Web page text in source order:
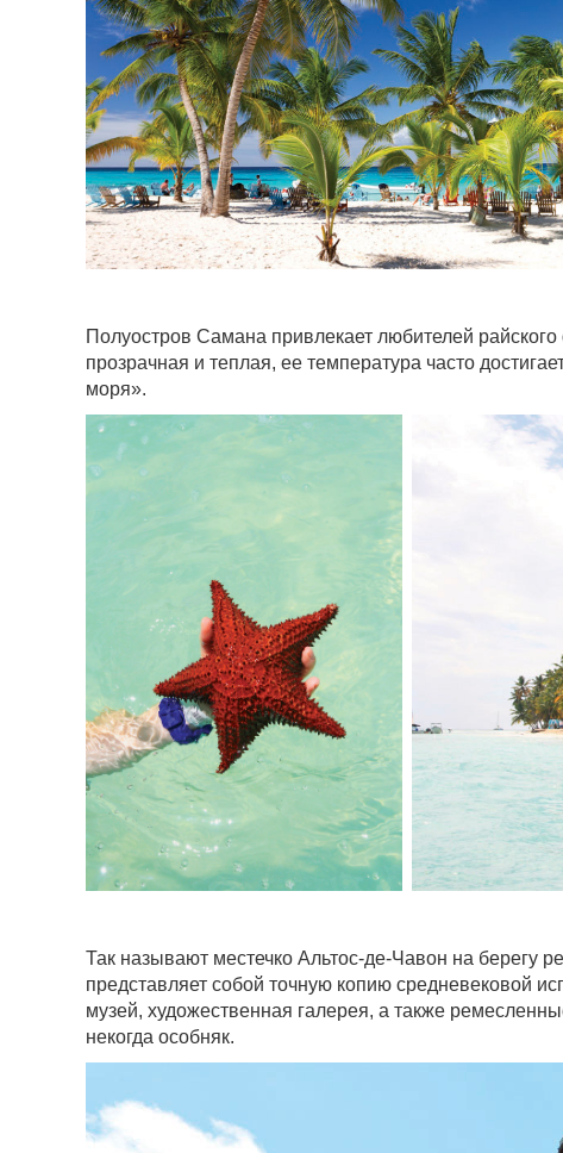
Полуостров Самана привлекает любителей
прозрачная и теплая, ее температура часто
моря».
Так называют местечко Альтос-де-Чавон на берегу
представляет собой точную копию средневековой
музей, художественная галерея, а также
некогда особняк.